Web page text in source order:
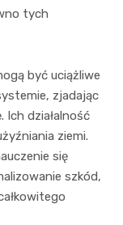
tych
być uciążliwe
zjadając
Ich działalność
ziemi.
się
szkód,